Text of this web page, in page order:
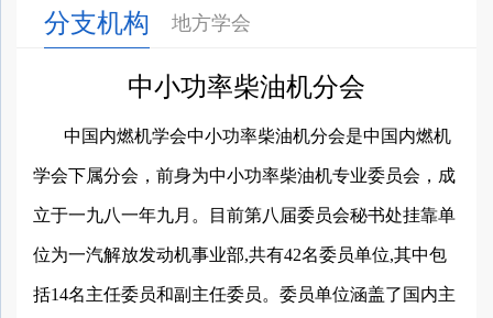
分支机构 地方学会
中小功率柴油机分会
中国内燃机学会中小功率柴油机分会是中国内燃机
学会下属分会，前身为中小功率柴油机专业委员会，成
立于一九八一年九月。目前第八届委员会秘书处挂靠单
位为一汽解放发动机事业部,共有42名委员单位,其中包
括14名主任委员和副主任委员。委员单位涵盖了国内主